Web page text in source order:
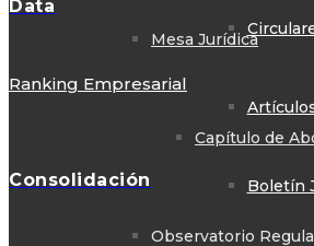
Boletín
Mesa Jurídica
Capítulo de
Observatorio
Data
Ranking Empresarial
Consolidación